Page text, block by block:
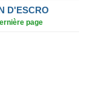
D'ESCRO
page